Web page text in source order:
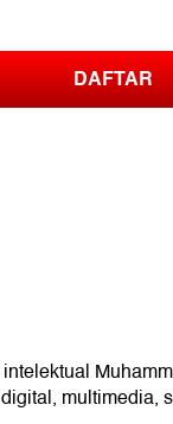
DAFTAR
multimedia,